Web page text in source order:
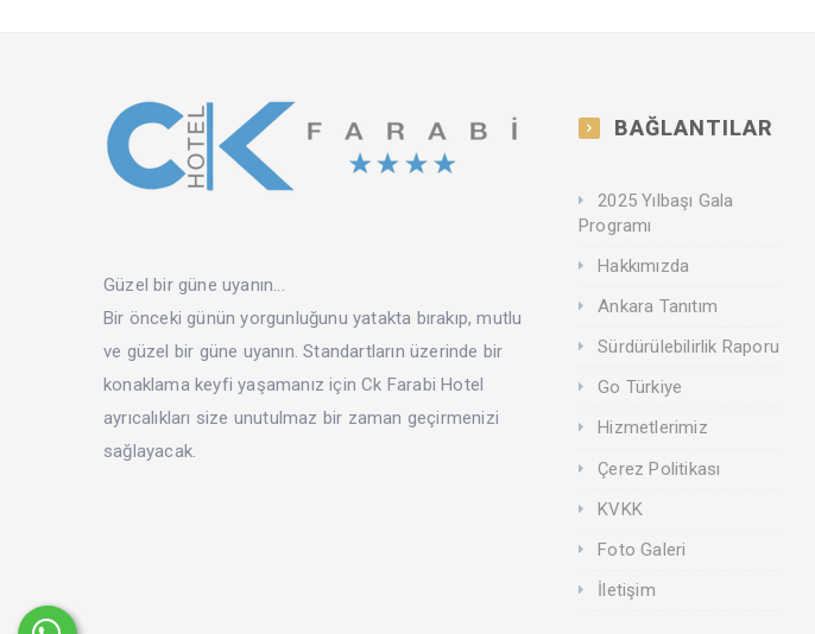
Güzel bir güne uyanın...
Bir önceki günün yorgunluğunu yatakta bırakıp, mutlu
ve güzel bir güne uyanın. Standartların üzerinde bir
konaklama keyfi yaşamanız için Ck Farabi Hotel
ayrıcalıkları size unutulmaz bir zaman geçirmenizi
sağlayacak.
BAĞLANTILAR
2025 Yılbaşı Gala
Programı
Hakkımızda
Ankara Tanıtım
Sürdürülebilirlik Raporu
Go Türkiye
Hizmetlerimiz
Çerez Politikası
KVKK
Foto Galeri
İletişim